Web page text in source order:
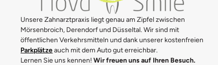
Unsere Zahnarztpraxis liegt genau am Zipfel zwischen
Mörsenbroich, Derendorf und Düsseltal. Wir sind mit
öffentlichen Verkehrsmitteln und dank unserer kostenfreien
Parkplätzeauch mit dem Auto gut erreichbar.
Lernen Sie uns kennen!Wir freuen uns auf Ihren Besuch.